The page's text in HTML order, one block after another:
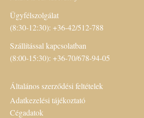
Ügyfélszolgálat
(8:30-12:30): +36-42/512-788
Szállítással kapcsolatban
(8:00-15:30): +36-70/678-94-05
Általános szerződési feltételek
Adatkezelési tájékoztató
Cégadatok